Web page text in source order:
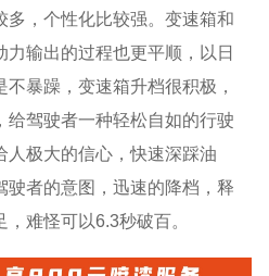
多，个性化比较强。变速箱和
输出的过程也更平顺，以日
暴躁，变速箱升档很积极，
给驾驶者一种轻松自如的行驶
人极大的信心，快速深踩油
驶者的意图，迅速的降档，释
难怪可以6.3秒破百。